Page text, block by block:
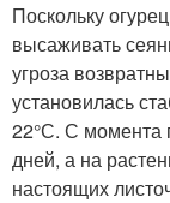
Поскольку
высаживать
угроза
установилась
22°С. С момента
дней, а на
настоящих